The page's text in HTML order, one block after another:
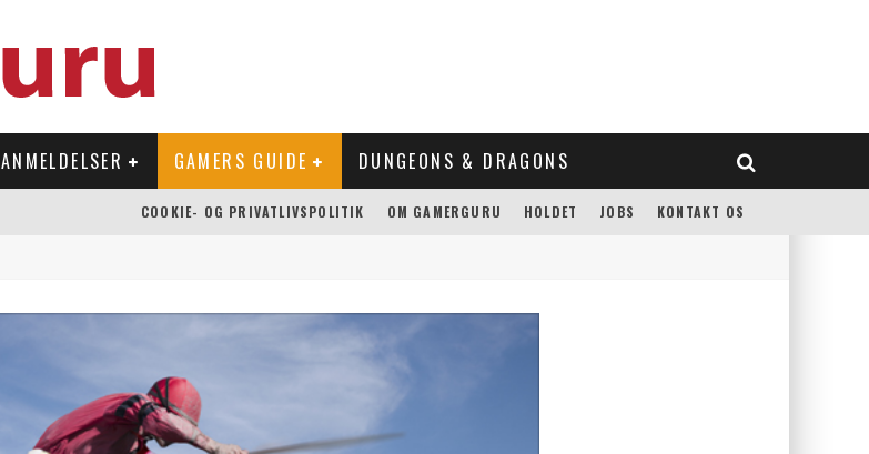
ANMELDELSER GAMERS GUIDE DUNGEONS & DRAGONS
COOKIE- OG PRIVATLIVSPOLITIK OM GAMERGURU HOLDET JOBS KONTAKT OS